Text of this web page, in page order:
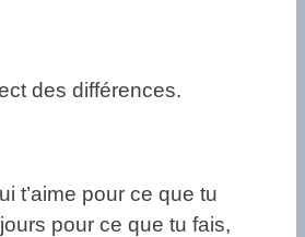
des différences.
t’aime pour ce que tu
pour ce que tu fais,